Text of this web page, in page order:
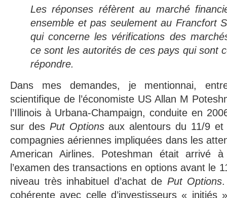
Les réponses réfèrent au marché
ensemble et pas seulement au Francfort
qui concerne les vérifications des
ce sont les autorités de ces pays qui sont
répondre.
Dans mes demandes, je mentionnai,
scientifique de l’économiste US Allan M
l’Illinois à Urbana-Champaign, conduite en
sur des Put Optionsaux alentours du 11/9 et
compagnies aériennes impliquées dans les
American Airlines. Poteshman était arrivé
l’examen des transactions en options avant le
niveau très inhabituel d’achat de Put Options
cohérente avec celle d’investisseurs « initiés